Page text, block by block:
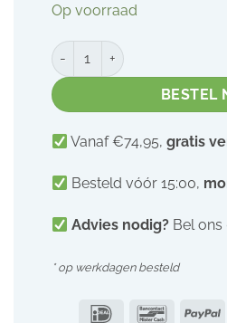
Op voorraad
MiaVia Tranquility
BESTEL
Vanaf €74,95,gratis
Besteld vóór 15:00,
Advies nodig? Bel ons
* op werkdagen besteld
IDeal